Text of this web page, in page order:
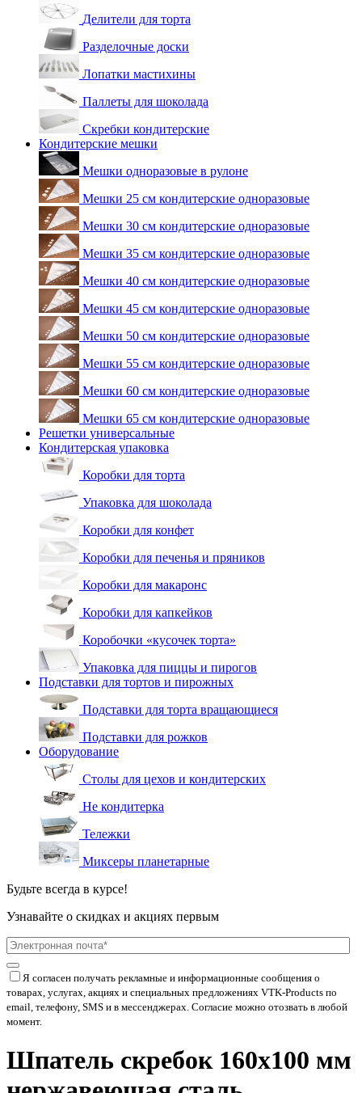
Делители для торта
Разделочные доски
Лопатки мастихины
Паллеты для шоколада
Скребки кондитерские
Кондитерские мешки
Мешки одноразовые в рулоне
Мешки 25 см кондитерские одноразовые
Мешки 30 см кондитерские одноразовые
Мешки 35 см кондитерские одноразовые
Мешки 40 см кондитерские одноразовые
Мешки 45 см кондитерские одноразовые
Мешки 50 см кондитерские одноразовые
Мешки 55 см кондитерские одноразовые
Мешки 60 см кондитерские одноразовые
Мешки 65 см кондитерские одноразовые
Решетки универсальные
Кондитерская упаковка
Коробки для торта
Упаковка для шоколада
Коробки для конфет
Коробки для печенья и пряников
Коробки для макаронс
Коробки для капкейков
Коробочки «кусочек торта»
Упаковка для пиццы и пирогов
Подставки для тортов и пирожных
Подставки для торта вращающиеся
Подставки для рожков
Оборудование
Столы для цехов и кондитерских
Не кондитерка
Тележки
Миксеры планетарные
Будьте всегда в курсе!
Узнавайте о скидках и акциях первым
Я согласен получать рекламные и информационные сообщения о
товарах, услугах, акциях и специальных предложениях VTK-Products по
email, телефону, SMS и в мессенджерах. Согласие можно отозвать в любой
момент.
Шпатель скребок 160х100 мм